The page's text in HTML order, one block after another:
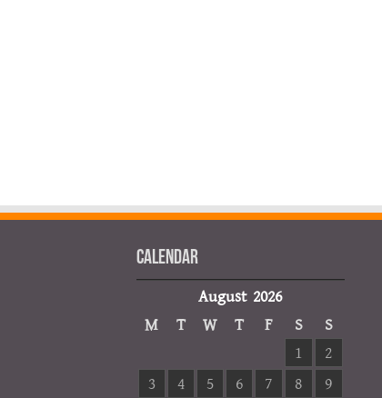
Calendar
August 2026
M
T W T F S
S
1
2
3
4 5 6 7 8 9